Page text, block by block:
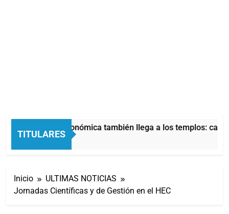
TITULARES
La crisis económica también llega a los templos: casi
11 Horas Atrás
Inicio
ULTIMAS NOTICIAS
Jornadas Científicas y de Gestión en el HEC